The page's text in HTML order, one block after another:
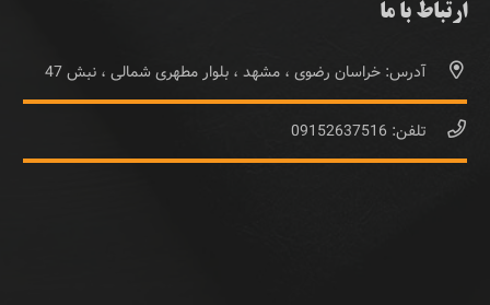
ارتباط با ما
آدرس: خراسان رضوی ، مشهد ، بلوار مطهری شمالی ، نبش 47
تلفن: 09152637516